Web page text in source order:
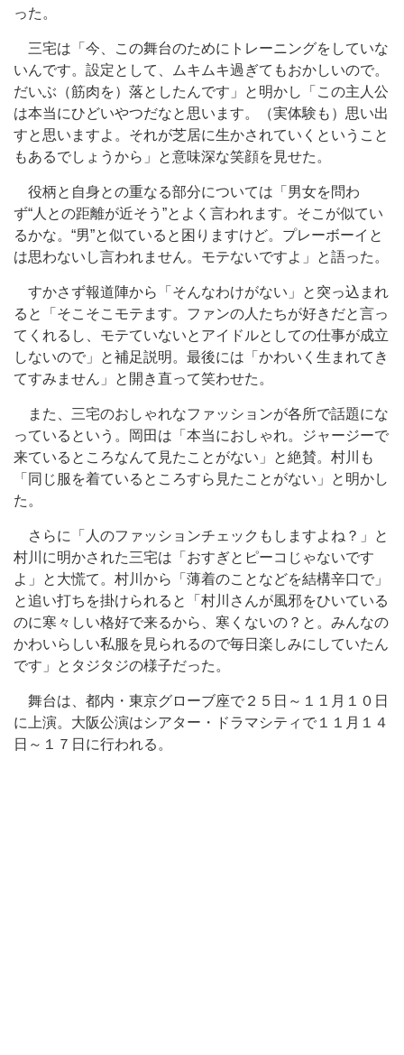
った。
三宅は「今、この舞台のためにトレーニングをしていな
いんです。設定として、ムキムキ過ぎてもおかしいので。
だいぶ（筋肉を）落としたんです」と明かし「この主人公
は本当にひどいやつだなと思います。（実体験も）思い出
すと思いますよ。それが芝居に生かされていくということ
もあるでしょうから」と意味深な笑顔を見せた。
役柄と自身との重なる部分については「男女を問わ
ず“人との距離が近そう”とよく言われます。そこが似てい
るかな。“男”と似ていると困りますけど。プレーボーイと
は思わないし言われません。モテないですよ」と語った。
すかさず報道陣から「そんなわけがない」と突っ込まれ
ると「そこそこモテます。ファンの人たちが好きだと言っ
てくれるし、モテていないとアイドルとしての仕事が成立
しないので」と補足説明。最後には「かわいく生まれてき
てすみません」と開き直って笑わせた。
また、三宅のおしゃれなファッションが各所で話題にな
っているという。岡田は「本当におしゃれ。ジャージーで
来ているところなんて見たことがない」と絶賛。村川も
「同じ服を着ているところすら見たことがない」と明かし
た。
さらに「人のファッションチェックもしますよね？」と
村川に明かされた三宅は「おすぎとピーコじゃないです
よ」と大慌て。村川から「薄着のことなどを結構辛口で」
と追い打ちを掛けられると「村川さんが風邪をひいている
のに寒々しい格好で来るから、寒くないの？と。みんなの
かわいらしい私服を見られるので毎日楽しみにしていたん
です」とタジタジの様子だった。
舞台は、都内・東京グローブ座で２５日～１１月１０日
に上演。大阪公演はシアター・ドラマシティで１１月１４
日～１７日に行われる。